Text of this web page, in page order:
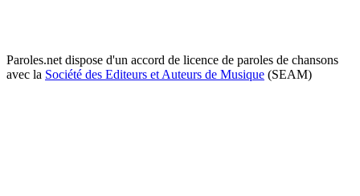
Paroles.net dispose d'un accord de licence de paroles de chansons
avec la Société des Editeurs et Auteurs de Musique (SEAM)